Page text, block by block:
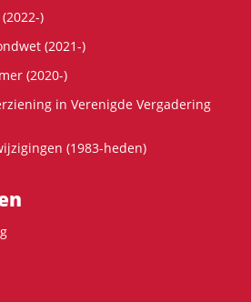
)
(2021-)
(2020-)
in Verenigde Vergadering
(1983-heden)